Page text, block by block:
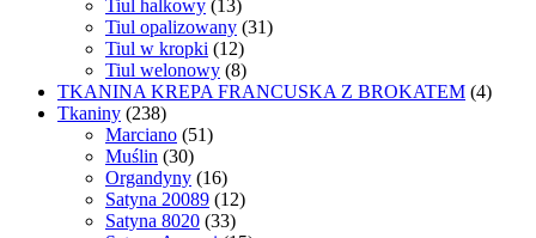
Tiul halkowy (13)
Tiul opalizowany (31)
Tiul w kropki (12)
Tiul welonowy (8)
TKANINA KREPA FRANCUSKA Z BROKATEM (4)
Tkaniny (238)
Marciano (51)
Muślin (30)
Organdyny (16)
Satyna 20089 (12)
Satyna 8020 (33)